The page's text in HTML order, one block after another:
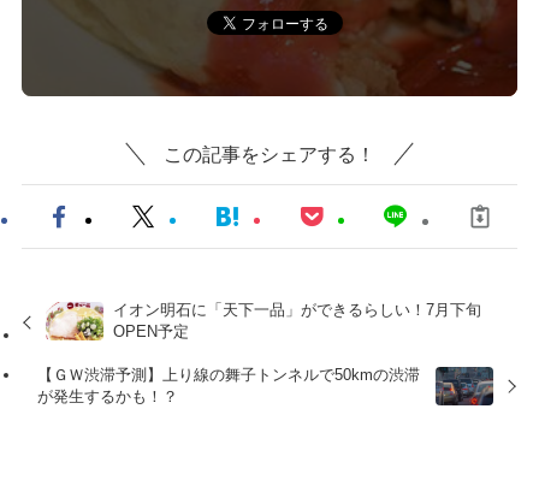
この記事をシェアする！
イオン明石に「天下一品」ができるらしい！7月下旬
OPEN予定
【ＧＷ渋滞予測】上り線の舞子トンネルで50kmの渋滞
が発生するかも！？